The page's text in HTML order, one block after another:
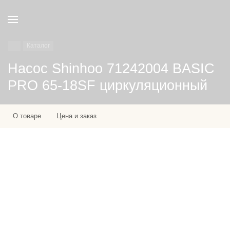
Насос Shinhoo 71242004 BASIC
PRO 65-18SF циркуляционный
О товаре Цена и заказ